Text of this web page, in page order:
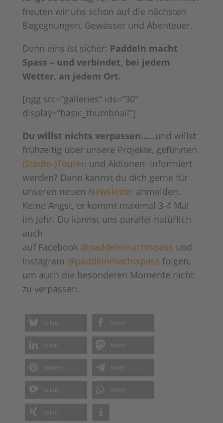
freuten wir uns schon auf die nächsten
Begegnungen, Gewässer und Abenteuer.
Denn eins ist sicher: Paddeln macht
Spass – und verbindet, bei jedem
Wetter, an jedem Ort.
[ngg src=“galleries“ ids=“30″
display=“basic_thumbnail“]
Du willst nichts verpassen……und willst
frühzeitig über unsere Projekte, geführten
(Städte-)Touren und Aktionen informiert
werden? Dann kannst du dich gerne für
unseren neuen Newsletteranmelden.
Keine Angst, er kommt maximal 3-4 Mal
im Jahr. Du kannst uns parallel natürlich
auch
auf Facebook @paddelnmachtspass und
Instagram @paddelnmachtspass folgen,
um auch die besonderen Momente nicht
zu verpassen.
teilen teilen
teilen teilen
teilen
teilen teilen
teilen